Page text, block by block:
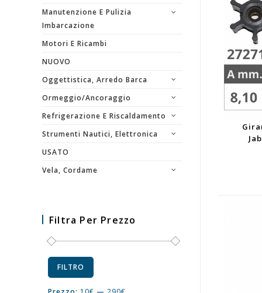
Manutenzione E Pulizia
Imbarcazione
Motori E Ricambi
NUOVO
Oggettistica, Arredo Barca
Ormeggio/Ancoraggio
Refrigerazione E Riscaldamento
Strumenti Nautici, Elettronica
USATO
Vela, Cordame
Filtra Per Prezzo
FILTRO